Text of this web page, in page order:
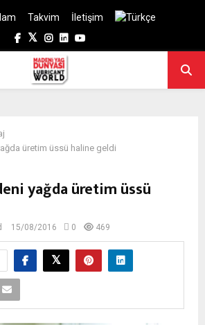
Takvim
İletişim
Facebook
TwitterInstagram
LinkedinYoutube
üretim üssü haline geldi
yağda üretim üssü
15/08/2016 0 469